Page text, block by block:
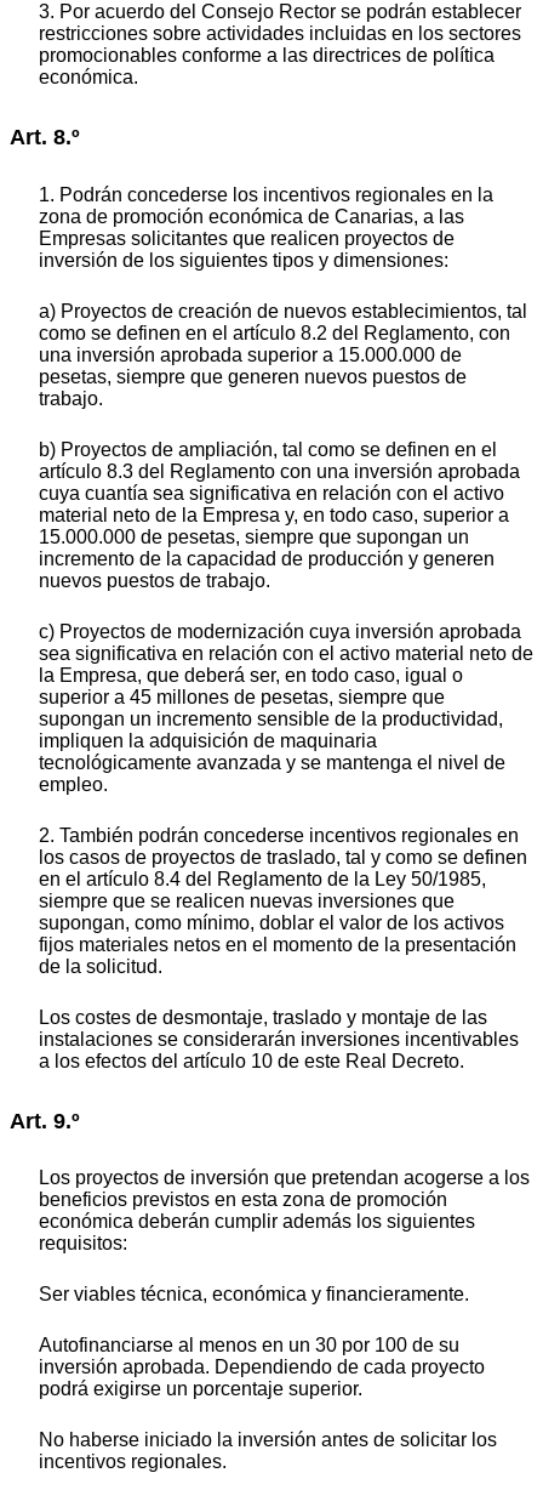
3. Por acuerdo del Consejo Rector se podrán establecer
restricciones sobre actividades incluidas en los sectores
promocionables conforme a las directrices de política
económica.
Art. 8.º
1. Podrán concederse los incentivos regionales en la
zona de promoción económica de Canarias, a las
Empresas solicitantes que realicen proyectos de
inversión de los siguientes tipos y dimensiones:
a) Proyectos de creación de nuevos establecimientos, tal
como se definen en el artículo 8.2 del Reglamento, con
una inversión aprobada superior a 15.000.000 de
pesetas, siempre que generen nuevos puestos de
trabajo.
b) Proyectos de ampliación, tal como se definen en el
artículo 8.3 del Reglamento con una inversión aprobada
cuya cuantía sea significativa en relación con el activo
material neto de la Empresa y, en todo caso, superior a
15.000.000 de pesetas, siempre que supongan un
incremento de la capacidad de producción y generen
nuevos puestos de trabajo.
c) Proyectos de modernización cuya inversión aprobada
sea significativa en relación con el activo material neto de
la Empresa, que deberá ser, en todo caso, igual o
superior a 45 millones de pesetas, siempre que
supongan un incremento sensible de la productividad,
impliquen la adquisición de maquinaria
tecnológicamente avanzada y se mantenga el nivel de
empleo.
2. También podrán concederse incentivos regionales en
los casos de proyectos de traslado, tal y como se definen
en el artículo 8.4 del Reglamento de la Ley 50/1985,
siempre que se realicen nuevas inversiones que
supongan, como mínimo, doblar el valor de los activos
fijos materiales netos en el momento de la presentación
de la solicitud.
Los costes de desmontaje, traslado y montaje de las
instalaciones se considerarán inversiones incentivables
a los efectos del artículo 10 de este Real Decreto.
Art. 9.º
Los proyectos de inversión que pretendan acogerse a los
beneficios previstos en esta zona de promoción
económica deberán cumplir además los siguientes
requisitos:
Ser viables técnica, económica y financieramente.
Autofinanciarse al menos en un 30 por 100 de su
inversión aprobada. Dependiendo de cada proyecto
podrá exigirse un porcentaje superior.
No haberse iniciado la inversión antes de solicitar los
incentivos regionales.